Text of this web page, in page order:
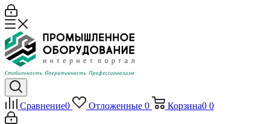
Сравнение0 Отложенные 0 Корзина0 0